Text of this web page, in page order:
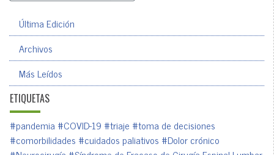
Última Edición
Archivos
Más Leídos
ETIQUETAS
#pandemia #COVID-19 #triaje #toma de decisiones
#comorbilidades #cuidados paliativos #Dolor crónico